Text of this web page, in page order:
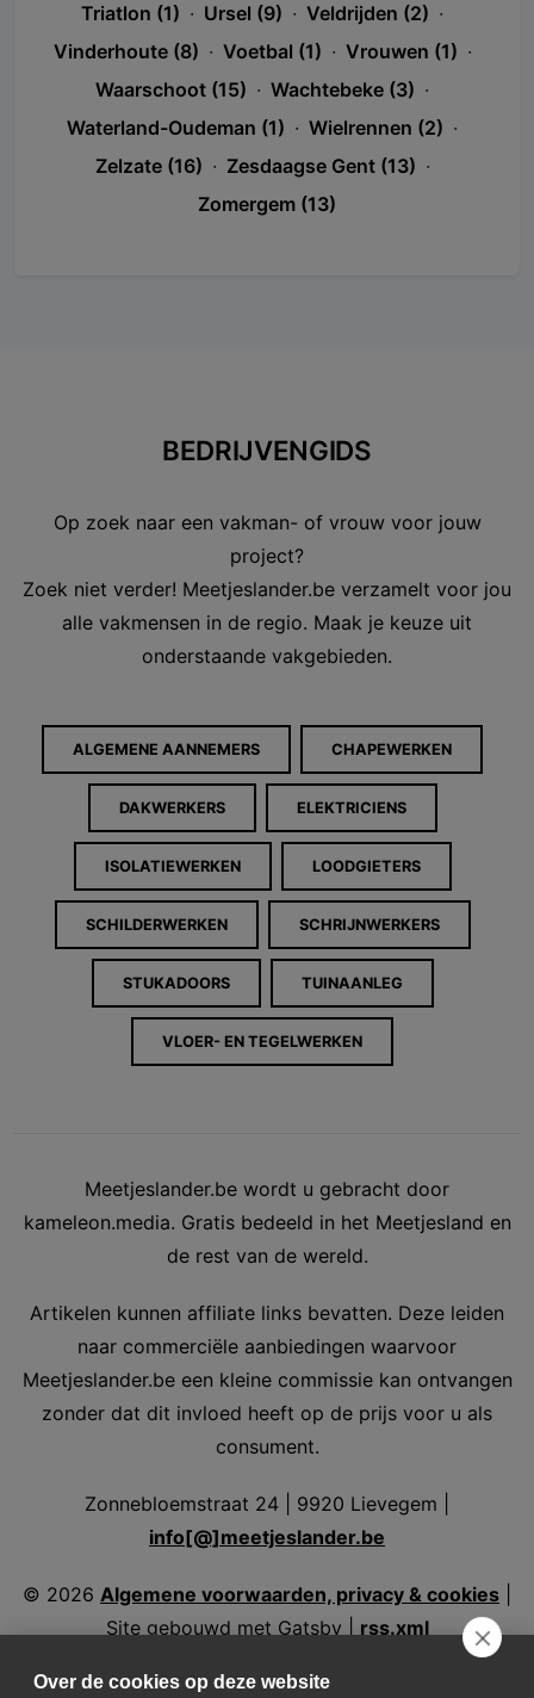
Triatlon (1) · Ursel (9) · Veldrijden (2) ·
Vinderhoute (8) · Voetbal (1) · Vrouwen (1) ·
Waarschoot (15) · Wachtebeke (3) ·
Waterland-Oudeman (1) · Wielrennen (2) ·
Zelzate (16) · Zesdaagse Gent (13) ·
Zomergem (13)
BEDRIJVENGIDS
Op zoek naar een vakman- of vrouw voor jouw
project?
Zoek niet verder! Meetjeslander.be verzamelt voor jou
alle vakmensen in de regio. Maak je keuze uit
onderstaande vakgebieden.
ALGEMENE AANNEMERS CHAPEWERKEN
DAKWERKERS ELEKTRICIENS
ISOLATIEWERKEN LOODGIETERS
SCHILDERWERKEN SCHRIJNWERKERS
STUKADOORS TUINAANLEG
VLOER- EN TEGELWERKEN
Meetjeslander.be wordt u gebracht door
kameleon.media. Gratis bedeeld in het Meetjesland en
de rest van de wereld.
Artikelen kunnen affiliate links bevatten. Deze leiden
naar commerciële aanbiedingen waarvoor
Meetjeslander.be een kleine commissie kan ontvangen
zonder dat dit invloed heeft op de prijs voor u als
consument.
Zonnebloemstraat 24 | 9920 Lievegem |
info[@]meetjeslander.be
© 2026 Algemene voorwaarden, privacy & cookies
Site gebouwd met Gatsby | rss.xml
Over de cookies op deze website